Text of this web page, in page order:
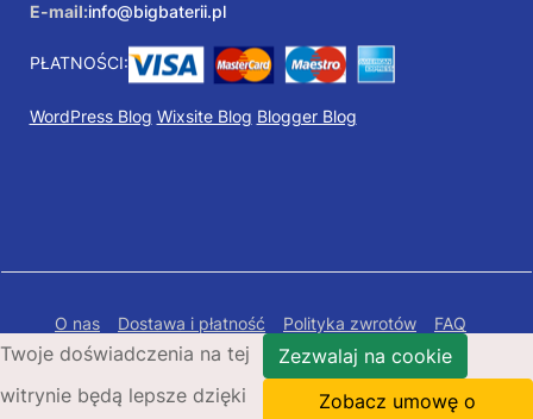
E-mail:info@bigbaterii.pl
PŁATNOŚCI:
WordPress Blog Wixsite Blog Blogger Blog
O nas Dostawa i płatność Polityka zwrotów
FAQ
Polityka prywatności
Mapa Strony
Copyright © 2026 Bigbaterii.pl. Wszelkie prawa
zastrzeżone.
Twoje doświadczenia na tej
witrynie będą lepsze dzięki
Zezwalaj na cookie
Zobacz umowę o